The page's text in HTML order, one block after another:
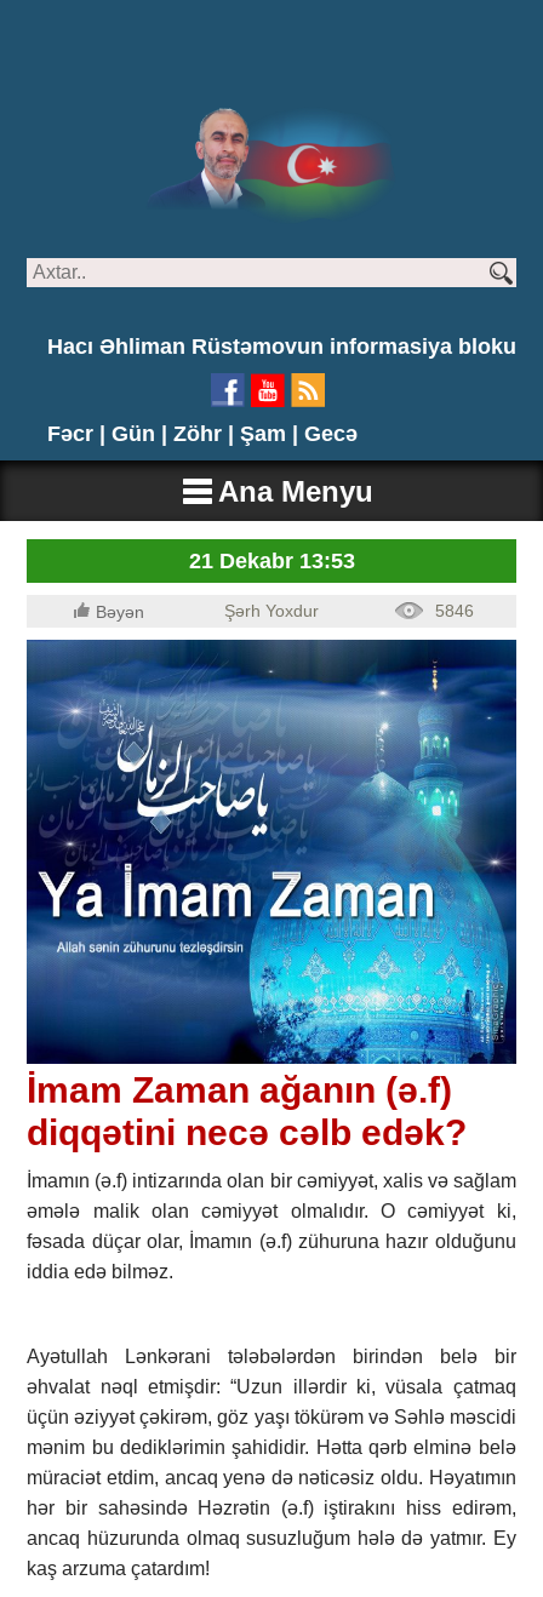
Hacı Əhliman Rüstəmovun informasiya bloku
Fəcr | Gün | Zöhr | Şam | Gecə
Ana Menyu
21 Dekabr 13:53
Bəyən Şərh Yoxdur 5846
İmam Zaman ağanın (ə.f)
diqqətini necə cəlb edək?
İmamın (ə.f) intizarında olan bir cəmiyyət, xalis və sağlam
əmələ malik olan cəmiyyət olmalıdır. O cəmiyyət ki,
fəsada düçar olar, İmamın (ə.f) zühuruna hazır olduğunu
iddia edə bilməz.
Ayətullah Lənkərani tələbələrdən birindən belə bir
əhvalat nəql etmişdir: “Uzun illərdir ki, vüsala çatmaq
üçün əziyyət çəkirəm, göz yaşı tökürəm və Səhlə məscidi
mənim bu dediklərimin şahididir. Hətta qərb elminə belə
müraciət etdim, ancaq yenə də nəticəsiz oldu. Həyatımın
hər bir sahəsində Həzrətin (ə.f) iştirakını hiss edirəm,
ancaq hüzurunda olmaq susuzluğum hələ də yatmır. Ey
kaş arzuma çatardım!